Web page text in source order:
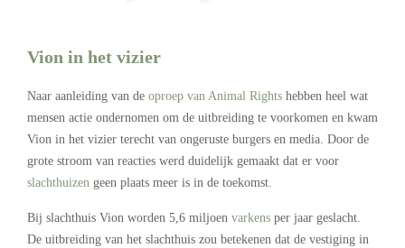
Vion in het vizier
Naar aanleiding van de oproep van Animal Rights hebben heel wat
mensen actie ondernomen om de uitbreiding te voorkomen en kwam
Vion in het vizier terecht van ongeruste burgers en media. Door de
grote stroom van reacties werd duidelijk gemaakt dat er voor
slachthuizen geen plaats meer is in de toekomst.
Bij slachthuis Vion worden 5,6 miljoen varkens per jaar geslacht.
De uitbreiding van het slachthuis zou betekenen dat de vestiging in